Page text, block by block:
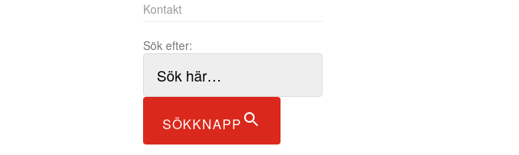
Kontakt
Sök efter:
SÖKKNAPP